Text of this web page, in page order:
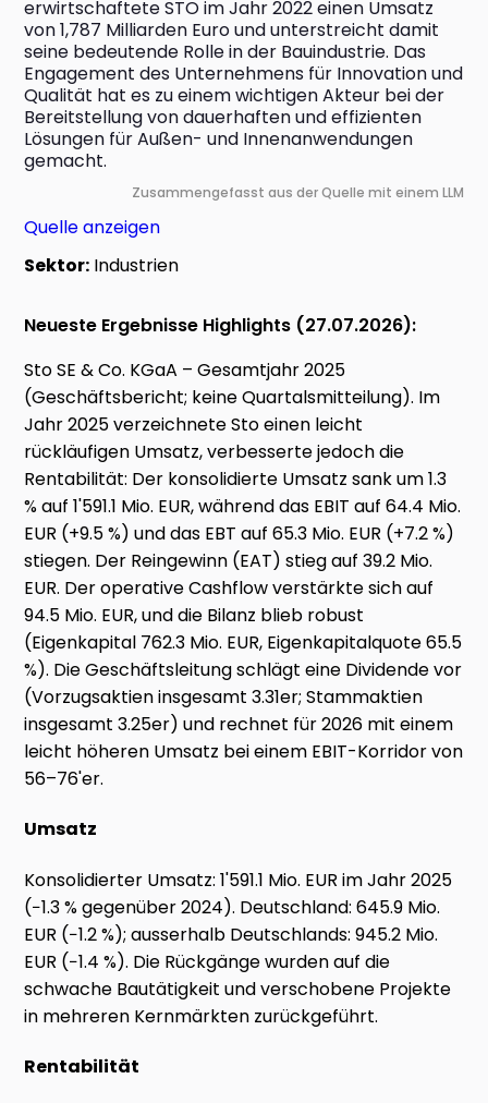
erwirtschaftete STO im Jahr 2022 einen Umsatz
von 1,787 Milliarden Euro und unterstreicht damit
seine bedeutende Rolle in der Bauindustrie. Das
Engagement des Unternehmens für Innovation und
Qualität hat es zu einem wichtigen Akteur bei der
Bereitstellung von dauerhaften und effizienten
Lösungen für Außen- und Innenanwendungen
gemacht.
Zusammengefasst aus der Quelle mit einem LLM
Quelle anzeigen
Sektor: Industrien
Neueste Ergebnisse Highlights (27.07.2026):
Sto SE & Co. KGaA – Gesamtjahr 2025
(Geschäftsbericht; keine Quartalsmitteilung). Im
Jahr 2025 verzeichnete Sto einen leicht
rückläufigen Umsatz, verbesserte jedoch die
Rentabilität: Der konsolidierte Umsatz sank um 1.3
% auf 1'591.1 Mio. EUR, während das EBIT auf 64.4 Mio.
EUR (+9.5 %) und das EBT auf 65.3 Mio. EUR (+7.2 %)
stiegen. Der Reingewinn (EAT) stieg auf 39.2 Mio.
EUR. Der operative Cashflow verstärkte sich auf
94.5 Mio. EUR, und die Bilanz blieb robust
(Eigenkapital 762.3 Mio. EUR, Eigenkapitalquote 65.5
%). Die Geschäftsleitung schlägt eine Dividende vor
(Vorzugsaktien insgesamt 3.31er; Stammaktien
insgesamt 3.25er) und rechnet für 2026 mit einem
leicht höheren Umsatz bei einem EBIT-Korridor von
56–76'er.
Umsatz
Konsolidierter Umsatz: 1'591.1 Mio. EUR im Jahr 2025
(−1.3 % gegenüber 2024). Deutschland: 645.9 Mio.
EUR (−1.2 %); ausserhalb Deutschlands: 945.2 Mio.
EUR (−1.4 %). Die Rückgänge wurden auf die
schwache Bautätigkeit und verschobene Projekte
in mehreren Kernmärkten zurückgeführt.
Rentabilität